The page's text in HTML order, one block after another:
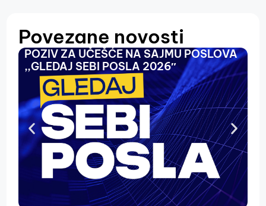
Povezane novosti
POZIV ZA UČEŠĆE NA SAJMU POSLOVA
,,GLEDAJ SEBI POSLA 2026″